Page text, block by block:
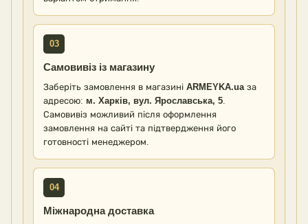
03
Самовивіз із магазину
Заберіть замовлення в магазині ARMEYKA.ua за
адресою: м. Харків, вул. Ярославська, 5
Самовивіз можливий після оформлення
замовлення на сайті та підтвердження його
готовності менеджером.
04
Міжнародна доставка